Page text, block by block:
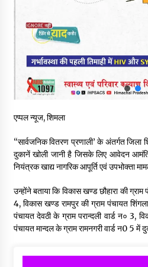
नितिन गडकरी से मिले
आपदा के दौरान मीडिया
06/08/2026
06/08/2026
बड़ी ख़बर – अनुबंध
05/08/2026
देहरा पुलिस की बड़ी
एप्पल न्यूज, शिमला
‘‘सार्वजनिक वितरण प्रणाली’ के अंतर्गत
दुकानें खोली जानी है जिसके लिए आवेदन
नियंत्रक खाद्य नागरिक आपूर्ति एवं उपभोक्ता
उन्होंने बताया कि विकास खण्ड छौहारा की ग्राम
4, विकास खण्ड रामपुर की ग्राम पंचायत
पंचायत देवठी के ग्राम परान्दली वार्ड न० 3,
पंचायत मान्दल के ग्राम रामनगरी वार्ड न0 5 में